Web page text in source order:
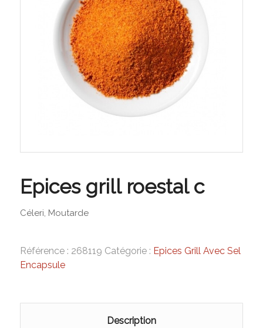
Epices grill roestal c
Céleri, Moutarde
Référence : 268119 Catégorie : Epices Grill Avec Sel
Encapsule
Description